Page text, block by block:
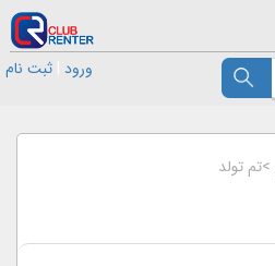
ورود ثبت نام
>تم تولد